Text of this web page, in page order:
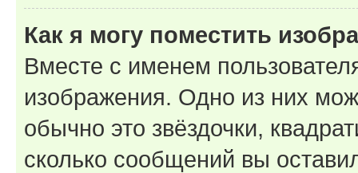
Как я могу поместить
Вместе с именем
изображения. Одно из них
обычно это звёздочки,
сколько сообщений вы